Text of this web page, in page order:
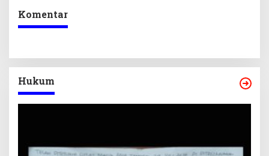
Komentar
Hukum